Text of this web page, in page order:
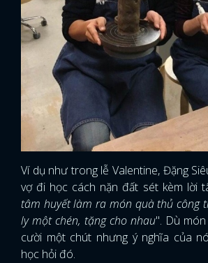
Ví dụ như trong lễ Valentine, Đặng
vợ đi học cách nặn đất sét kèm lời
tâm huyết làm ra món quà thủ công
ly một chén, tặng cho nhau". Dù
cười một chút nhưng ý nghĩa của
học hỏi đó.